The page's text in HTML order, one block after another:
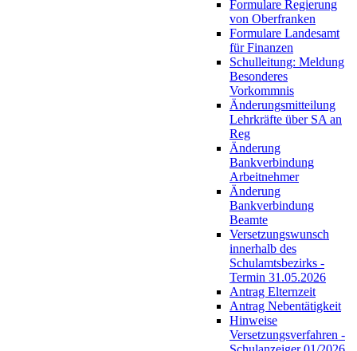
Formulare Regierung
von Oberfranken
Formulare Landesamt
für Finanzen
Schulleitung: Meldung
Besonderes
Vorkommnis
Änderungsmitteilung
Lehrkräfte über SA an
Reg
Änderung
Bankverbindung
Arbeitnehmer
Änderung
Bankverbindung
Beamte
Versetzungswunsch
innerhalb des
Schulamtsbezirks -
Termin 31.05.2026
Antrag Elternzeit
Antrag Nebentätigkeit
Hinweise
Versetzungsverfahren -